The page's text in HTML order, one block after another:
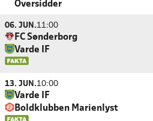
Oversidder
06. JUN.11:00
FC Sønderborg
Varde IF
13. JUN.10:00
Varde IF
Boldklubben Marienlyst